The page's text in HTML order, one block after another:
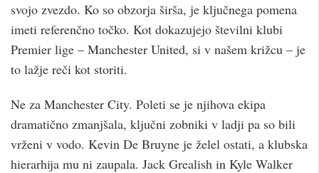
svojo zvezdo. Ko so obzorja širša, je ključnega pomena
imeti referenčno točko. Kot dokazujejo številni klubi
Premier lige – Manchester United, si v našem križcu – je
to lažje reči kot storiti.
Ne za Manchester City. Poleti se je njihova ekipa
dramatično zmanjšala, ključni zobniki v ladji pa so bili
vrženi v vodo. Kevin De Bruyne je želel ostati, a klubska
hierarhija mu ni zaupala. Jack Grealish in Kyle Walker